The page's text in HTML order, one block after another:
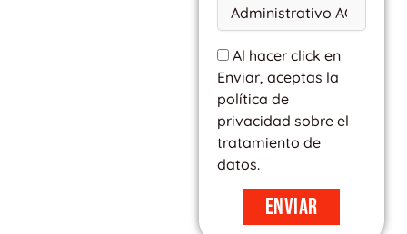
Al hacer click en
Enviar, aceptas la
política de
privacidad sobre el
tratamiento de
datos.
Enviar